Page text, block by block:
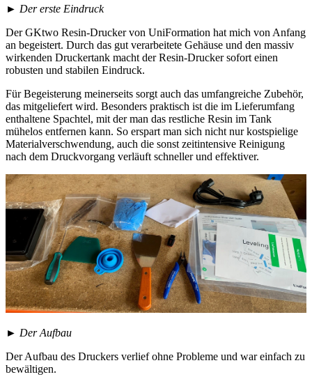
► Der erste Eindruck
Der GKtwo Resin-Drucker von UniFormation hat mich von Anfang
an begeistert. Durch das gut verarbeitete Gehäuse und den massiv
wirkenden Druckertank macht der Resin-Drucker sofort einen
robusten und stabilen Eindruck.
Für Begeisterung meinerseits sorgt auch das umfangreiche Zubehör,
das mitgeliefert wird. Besonders praktisch ist die im Lieferumfang
enthaltene Spachtel, mit der man das restliche Resin im Tank
mühelos entfernen kann. So erspart man sich nicht nur kostspielige
Materialverschwendung, auch die sonst zeitintensive Reinigung
nach dem Druckvorgang verläuft schneller und effektiver.
► Der Aufbau
Der Aufbau des Druckers verlief ohne Probleme und war einfach zu
bewältigen.